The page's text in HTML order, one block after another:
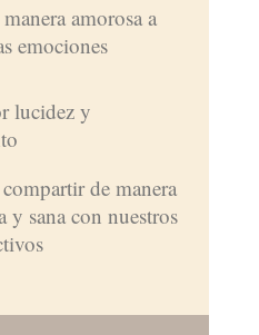
amorosa a
emociones
lucidez y
de manera
y sana con nuestros